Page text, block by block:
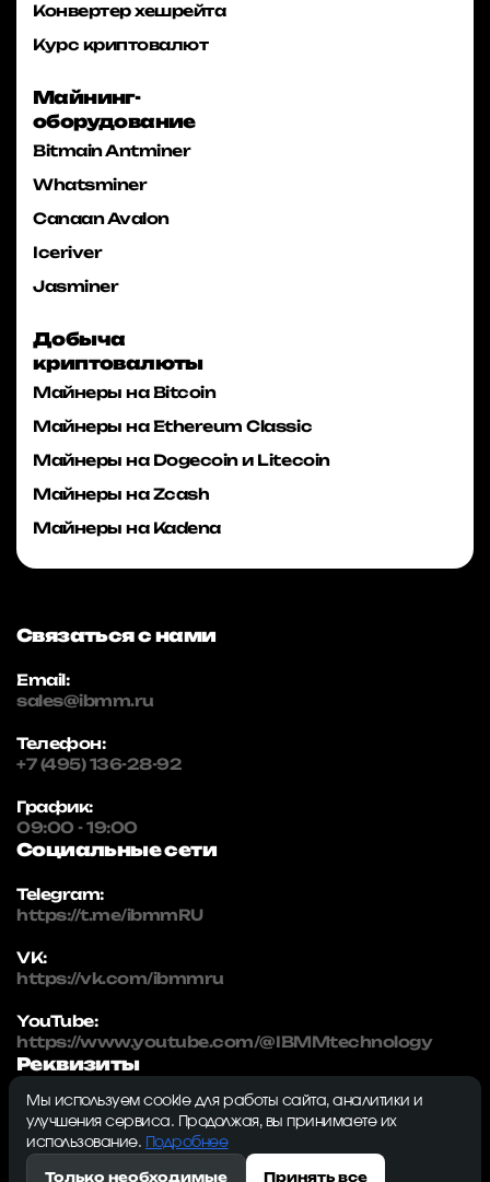
Конвертер хешрейта
Курс криптовалют
Майнинг-
оборудование
Bitmain Antminer
Whatsminer
Canaan Avalon
Iceriver
Jasminer
Добыча
криптовалюты
Майнеры на Bitcoin
Майнеры на Ethereum Classic
Майнеры на Dogecoin и Litecoin
Майнеры на Zcash
Майнеры на Kadena
Связаться с нами
Email:
sales@ibmm.ru
Телефон:
+7 (495) 136-28-92
График:
09:00 - 19:00
Социальные сети
Telegram:
https://t.me/ibmmRU
VK:
https://vk.com/ibmmru
YouTube:
https://www.youtube.com/@IBMMtechnology
Реквизиты
IBMM | technology
ИНН: 5032334982
ОГРН: 1215000115230
Мы используем cookie для работы сайта, аналитики и
улучшения сервиса. Продолжая, вы принимаете их
использование.
Подробнее
Только необходимые Принять все